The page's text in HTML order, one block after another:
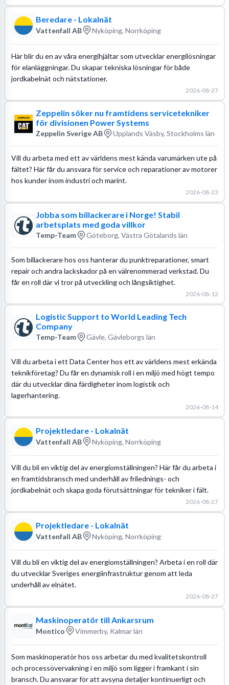
Beredare - Lokalnät
Vattenfall AB Nyköping, Norrköping
Här blir du en av våra energihjältar som utvecklar energilösningar
för elanläggningar. Du skapar tekniska lösningar för både
jordkabelnät och nätstationer.
2026-08-27
Zeppelin söker nu framtidens servicetekniker
för divisionen Power Systems
Zeppelin Sverige AB Upplands Väsby, Stockholms län
Vill du arbeta med ett av världens mest kända varumärken ute på
fältet? Här får du ansvara för service och reparationer av motorer
hos kunder inom industri och marint.
2026-08-23
Jobba som billackerare i Norge! Stabil
arbetsplats med goda villkor
Temp-Team Göteborg, Västra Götalands län
Som billackerare hos oss hanterar du punktreparationer, smart
repair och andra lackskador på en välrenommerad verkstad. Du
får en roll där vi tror på utveckling och långsiktighet.
2026-08-12
Logistic Support to World Leading Tech
Company
Temp-Team Gävle, Gävleborgs län
Vill du arbeta i ett Data Center hos ett av världens mest erkända
teknikföretag? Du får en dynamisk roll i en miljö med högt tempo
där du utvecklar dina färdigheter inom logistik och
lagerhantering.
2026-08-14
Projektledare - Lokalnät
Vattenfall AB Nyköping, Norrköping
Vill du bli en viktig del av energiomställningen? Här får du arbeta i
en framtidsbransch med underhåll av frilednings- och
jordkabelnät och skapa goda förutsättningar för tekniker i fält.
2026-08-27
Projektledare - Lokalnät
Vattenfall AB Nyköping, Norrköping
Vill du bli en viktig del av energiomställningen? Arbeta i en roll där
du utvecklar Sveriges energiinfrastruktur genom att leda
underhåll av elnätet.
2026-08-27
Maskinoperatör till Ankarsrum
Montico Vimmerby, Kalmar län
Som maskinoperatör hos oss arbetar du med kvalitetskontroll
och processövervakning i en miljö som ligger i framkant i sin
bransch. Du ansvarar för att avsyna detaljer kontinuerligt och